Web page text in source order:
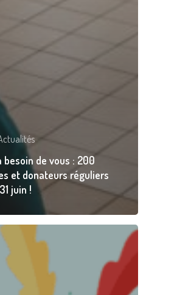
besoin de vous : 200
et donateurs réguliers
juin !